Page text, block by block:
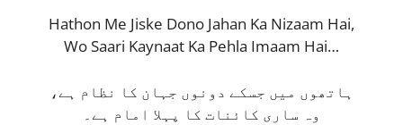
Hathon Me Jiske Dono Jahan Ka Nizaam Hai,
Wo Saari Kaynaat Ka Pehla Imaam Hai…
ہاتھوں میں جسکے دونوں جہان کا نظام ہے،
وہ ساری کائنات کا پہلا امام ہے۔